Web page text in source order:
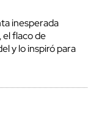
inesperada
el flaco de
y lo inspiró para